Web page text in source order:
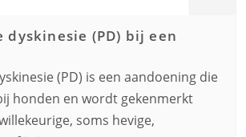
dyskinesie (PD) bij een
(PD) is een aandoening die
honden en wordt gekenmerkt
soms hevige,